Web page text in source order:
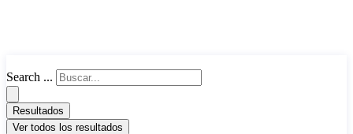
Search ...
Resultados
Ver todos los resultados